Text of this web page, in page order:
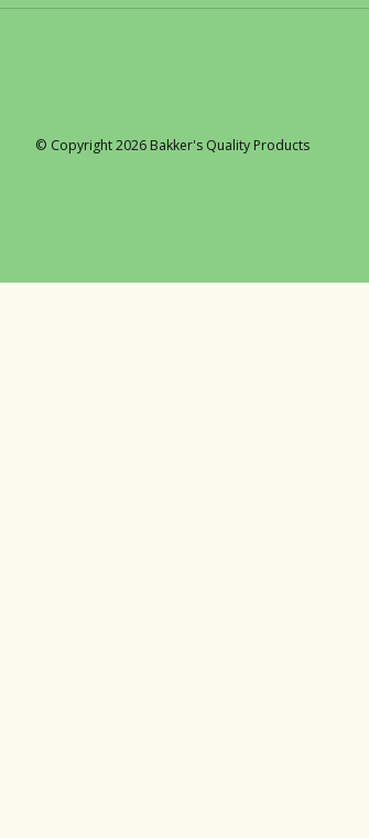
© Copyright 2026 Bakker's Quality Products